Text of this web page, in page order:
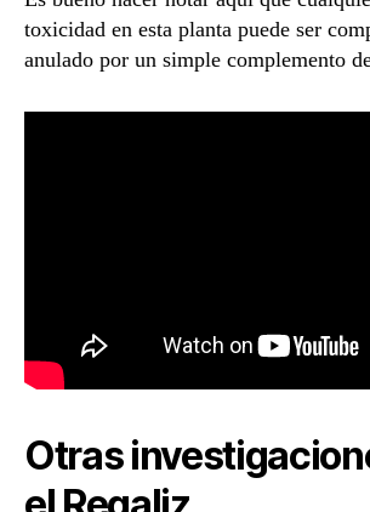
toxicidad en esta planta puede ser
anulado por un simple complemento
Otras